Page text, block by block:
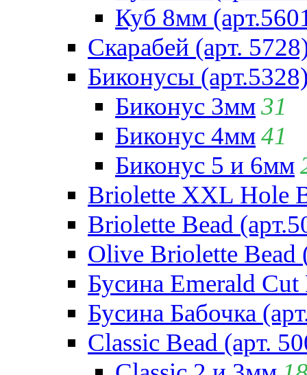
Куб 8мм
Скарабей (арт.
Биконусы
Биконус 3мм31
Биконус 4мм41
Биконус 5 и 6мм
Briolette XXL Hole
Briolette Bead
Olive Briolette Bead
Бусина Emerald Cut
Бусина Бабочка
Classic Bead (арт.